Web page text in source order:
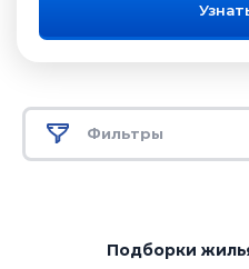
Фильтры
Подборки